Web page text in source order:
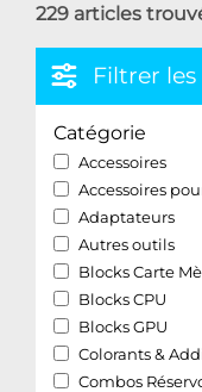
229 articles
Filtrer
Catégorie
Accessoires
Accessoires
Adaptateurs
Autres outils
Blocks Carte
Blocks CPU
Blocks GPU
Colorants &
Combos